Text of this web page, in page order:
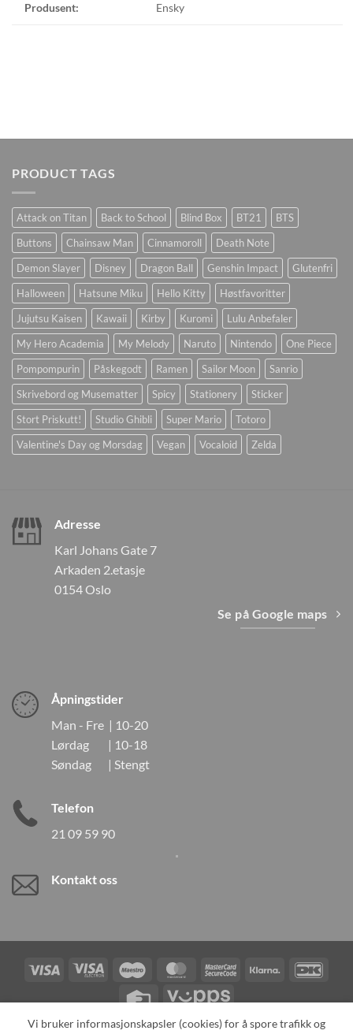
Produsent: Ensky
PRODUCT TAGS
Attack on Titan Back to School Blind Box BT21
BTS
Buttons
Chainsaw Man Cinnamoroll
Death Note
Demon Slayer
Disney Dragon Ball Genshin Impact
Glutenfri
Halloween
Hatsune Miku Hello Kitty
Høstfavoritter
Jujutsu Kaisen
Kawaii Kirby Kuromi
Lulu Anbefaler
My Hero Academia
My Melody Naruto Nintendo
One Piece
Pompompurin
Påskegodt Ramen Sailor Moon
Sanrio
Skrivebord og Musematter
Spicy Stationery
Sticker
Stort Priskutt!
Studio Ghibli Super Mario
Totoro
Valentine's Day og Morsdag
Vegan Vocaloid Zelda
Adresse
Karl Johans Gate 7
Arkaden 2.etasje
0154 Oslo
Se på Google maps
Åpningstider
Man - Fre | 10-20
Lørdag | 10-18
Søndag | Stengt
Telefon
21 09 59 90
Kontakt oss
Visa
Visa
Maestro MasterCardMasterCardKlarna
Credit
Vipps
Vi bruker informasjonskapsler (cookies) for å spore trafikk og